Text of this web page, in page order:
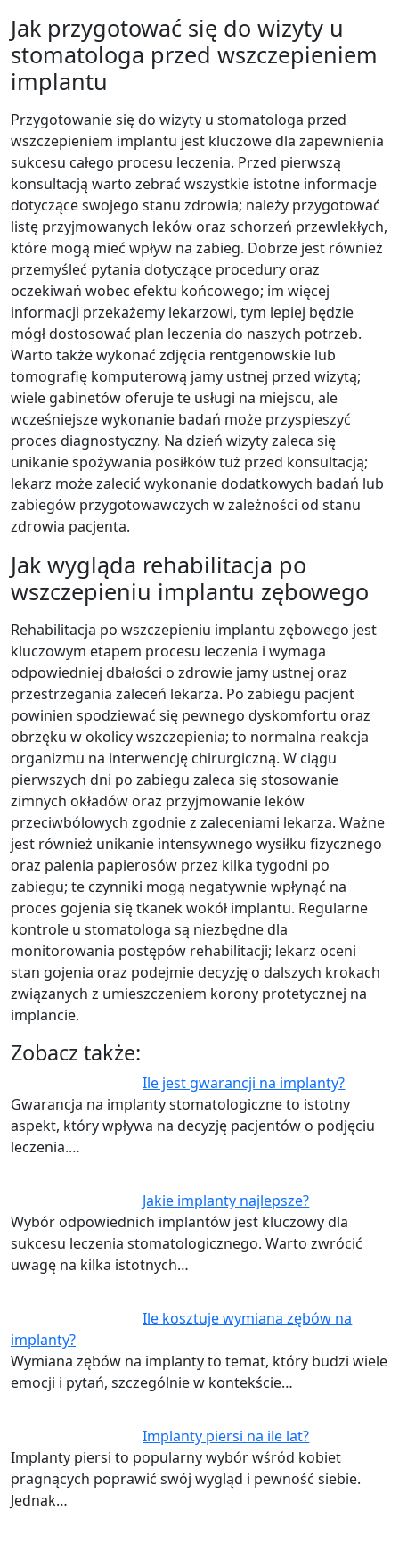
Jak przygotować się do wizyty u
stomatologa przed wszczepieniem
implantu
Przygotowanie się do wizyty u stomatologa przed
wszczepieniem implantu jest kluczowe dla zapewnienia
sukcesu całego procesu leczenia. Przed pierwszą
konsultacją warto zebrać wszystkie istotne informacje
dotyczące swojego stanu zdrowia; należy przygotować
listę przyjmowanych leków oraz schorzeń przewlekłych,
które mogą mieć wpływ na zabieg. Dobrze jest również
przemyśleć pytania dotyczące procedury oraz
oczekiwań wobec efektu końcowego; im więcej
informacji przekażemy lekarzowi, tym lepiej będzie
mógł dostosować plan leczenia do naszych potrzeb.
Warto także wykonać zdjęcia rentgenowskie lub
tomografię komputerową jamy ustnej przed wizytą;
wiele gabinetów oferuje te usługi na miejscu, ale
wcześniejsze wykonanie badań może przyspieszyć
proces diagnostyczny. Na dzień wizyty zaleca się
unikanie spożywania posiłków tuż przed konsultacją;
lekarz może zalecić wykonanie dodatkowych badań lub
zabiegów przygotowawczych w zależności od stanu
zdrowia pacjenta.
Jak wygląda rehabilitacja po
wszczepieniu implantu zębowego
Rehabilitacja po wszczepieniu implantu zębowego jest
kluczowym etapem procesu leczenia i wymaga
odpowiedniej dbałości o zdrowie jamy ustnej oraz
przestrzegania zaleceń lekarza. Po zabiegu pacjent
powinien spodziewać się pewnego dyskomfortu oraz
obrzęku w okolicy wszczepienia; to normalna reakcja
organizmu na interwencję chirurgiczną. W ciągu
pierwszych dni po zabiegu zaleca się stosowanie
zimnych okładów oraz przyjmowanie leków
przeciwbólowych zgodnie z zaleceniami lekarza. Ważne
jest również unikanie intensywnego wysiłku fizycznego
oraz palenia papierosów przez kilka tygodni po
zabiegu; te czynniki mogą negatywnie wpłynąć na
proces gojenia się tkanek wokół implantu. Regularne
kontrole u stomatologa są niezbędne dla
monitorowania postępów rehabilitacji; lekarz oceni
stan gojenia oraz podejmie decyzję o dalszych krokach
związanych z umieszczeniem korony protetycznej na
implancie.
Zobacz także:
Ile jest gwarancji na implanty?
Gwarancja na implanty stomatologiczne to istotny
aspekt, który wpływa na decyzję pacjentów o podjęciu
leczenia.…
Jakie implanty najlepsze?
Wybór odpowiednich implantów jest kluczowy dla
sukcesu leczenia stomatologicznego. Warto zwrócić
uwagę na kilka istotnych…
Ile kosztuje wymiana zębów na
implanty?
Wymiana zębów na implanty to temat, który budzi wiele
emocji i pytań, szczególnie w kontekście…
Implanty piersi na ile lat?
Implanty piersi to popularny wybór wśród kobiet
pragnących poprawić swój wygląd i pewność siebie.
Jednak…